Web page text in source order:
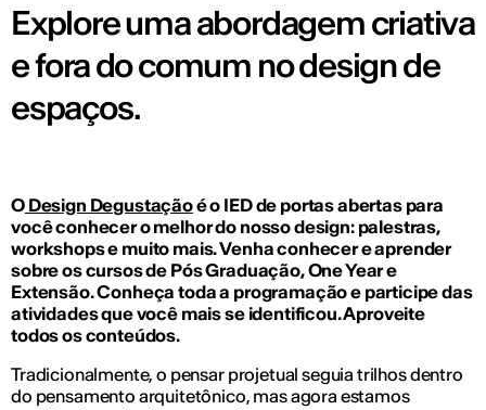
Explore uma abordagem criativa
e fora do comum no design de
espaços.
ODesign Degustaçãoé o IED de portas abertas para
você conhecer o melhor do nosso design: palestras,
workshops e muito mais. Venha conhecer e aprender
sobre os cursos de Pós Graduação, One Year e
Extensão. Conheça toda a programação e participe das
atividades que você mais se identificou. Aproveite
todos os conteúdos.
Tradicionalmente, o pensar projetual seguia trilhos dentro
do pensamento arquitetônico, mas agora estamos